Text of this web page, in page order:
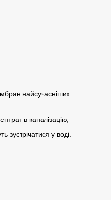
найсучасніших
в каналізацію;
зустрічатися у воді.